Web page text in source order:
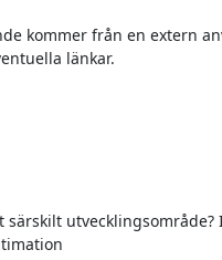
kommer från en extern
länkar.
utvecklingsområde?